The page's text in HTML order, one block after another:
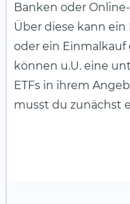
Banken oder
Über diese kann
oder ein
können u.U. eine
ETFs in ihrem
musst du zunächst